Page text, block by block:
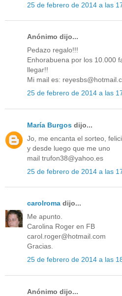
25 de febrero de 2014 a las
Anónimo dijo...
Pedazo regalo!!!
Enhorabuena por los 10.000
llegar!!
Mi mail es:
25 de febrero de 2014 a las
María Burgos dijo...
Jo, me encanta el sorteo,
y desde luego que me uno
mail trufon38@yahoo.es
25 de febrero de 2014 a las
carolroma dijo...
Me apunto.
Carolina Roger en FB
carol.roger@hotmail.com
Gracias.
25 de febrero de 2014 a las
Anónimo dijo...